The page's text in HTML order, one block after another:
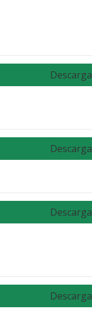
Descarga
Descarga
Descarga
Descarga